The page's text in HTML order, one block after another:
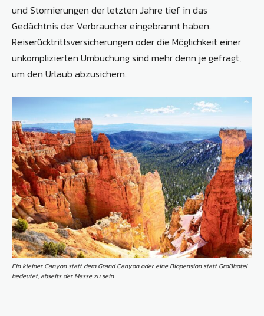
und Stornierungen der letzten Jahre tief in das
Gedächtnis der Verbraucher eingebrannt haben.
Reiserücktrittsversicherungen oder die Möglichkeit einer
unkomplizierten Umbuchung sind mehr denn je gefragt,
um den Urlaub abzusichern.
Ein kleiner Canyon statt dem Grand Canyon oder eine Biopension statt Großhotel
bedeutet, abseits der Masse zu sein.